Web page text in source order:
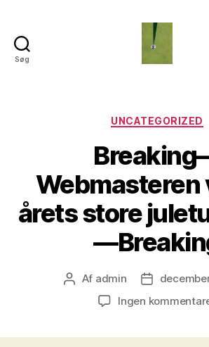
Søg
Kategorier
UNCATEGORIZED
Webmasteren
årets store
Indlægsforfatter
Af admin Indlægsdato
Ingen